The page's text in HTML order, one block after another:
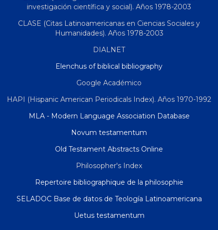
investigación científica y social). Años 1978-2003
CLASE (Citas Latinoamericanas en Ciencias Sociales y
Humanidades). Años 1978-2003
DIALNET
Elenchus of biblical bibliography
Google Académico
HAPI (Hispanic American Periodicals Index). Años 1970-1992
MLA - Modern Language Association Database
Novum testamentum
Old Testament Abstracts Online
Philosopher's Index
Repertoire bibliographique de la philosophie
SELADOC Base de datos de Teología Latinoamericana
Uetus testamentum